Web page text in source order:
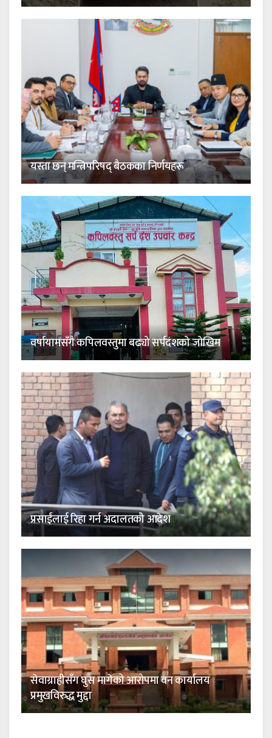
यस्ता छन् मन्त्रिपरिषद् बैठकका निर्णयहरू
वर्षायामसँगै कपिलवस्तुमा बढ्यो सर्पदंशको जोखिम
प्रसाईंलाई रिहा गर्न अदालतको आदेश
सेवाग्राहीसँग घुस मागेको आरोपमा वन कार्यालय
प्रमुखविरुद्ध मुद्दा